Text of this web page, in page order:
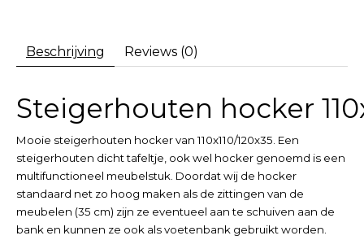
Beschrijving Reviews (0)
Steigerhouten hocker
Mooie steigerhouten hocker van 110x110/120x35. Een
steigerhouten dicht tafeltje, ook wel hocker genoemd is een
multifunctioneel meubelstuk. Doordat wij de hocker
standaard net zo hoog maken als de zittingen van de
meubelen (35 cm) zijn ze eventueel aan te schuiven aan de
bank en kunnen ze ook als voetenbank gebruikt worden.